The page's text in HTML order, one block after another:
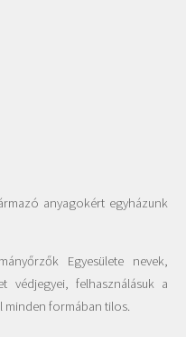
anyagokért egyházunk
Egyesülete nevek,
védjegyei, felhasználásuk a
minden formában tilos.